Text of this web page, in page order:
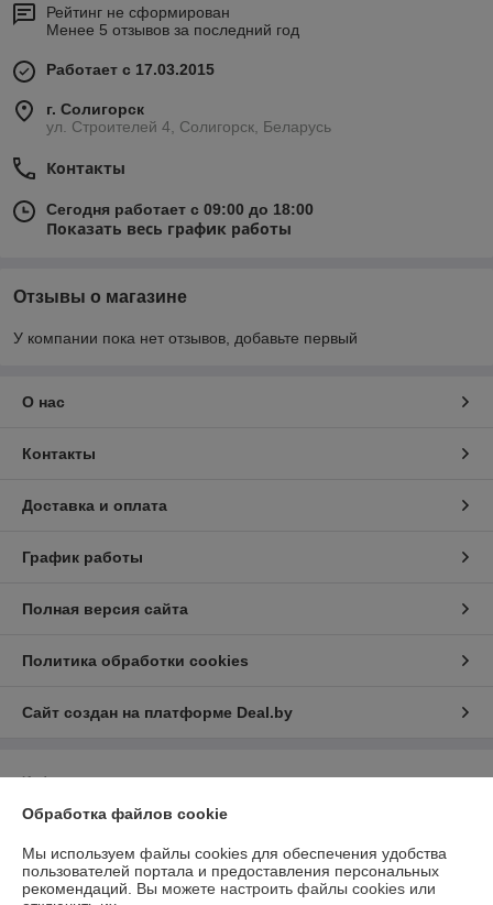
Рейтинг не сформирован
Менее 5 отзывов за последний год
Работает с 17.03.2015
г. Солигорск
ул. Строителей 4, Солигорск, Беларусь
Контакты
Сегодня работает с 09:00 до 18:00
Показать весь график работы
Отзывы о магазине
У компании пока нет отзывов, добавьте первый
О нас
Контакты
Доставка и оплата
График работы
Полная версия сайта
Политика обработки cookies
Сайт создан на платформе Deal.by
Информация для покупателя
Индивидуальный предприниматель:
Республика Беларусь, Минская обл., г. Солигорск ул. Железнодорожная
36/12
Регистрационный номер ЕГР: 691559263
Обработка файлов cookie
Мы используем файлы cookies для обеспечения удобства
пользователей портала и предоставления персональных
рекомендаций. Вы можете настроить файлы cookies или